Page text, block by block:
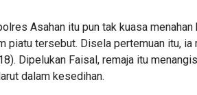
Asahan itu pun tak kuasa
piatu tersebut. Disela pertemuan itu,
Dipelukan Faisal, remaja itu
dalam kesedihan.